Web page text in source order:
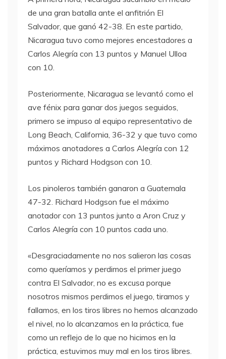
de una gran batalla ante el anfitrión El
Salvador, que ganó 42-38. En este partido,
Nicaragua tuvo como mejores encestadores a
Carlos Alegría con 13 puntos y Manuel Ulloa
con 10.
Posteriormente, Nicaragua se levantó como el
ave fénix para ganar dos juegos seguidos,
primero se impuso al equipo representativo de
Long Beach, California, 36-32 y que tuvo como
máximos anotadores a Carlos Alegría con 12
puntos y Richard Hodgson con 10.
Los pinoleros también ganaron a Guatemala
47-32. Richard Hodgson fue el máximo
anotador con 13 puntos junto a Aron Cruz y
Carlos Alegría con 10 puntos cada uno.
«Desgraciadamente no nos salieron las cosas
como queríamos y perdimos el primer juego
contra El Salvador, no es excusa porque
nosotros mismos perdimos el juego, tiramos y
fallamos, en los tiros libres no hemos alcanzado
el nivel, no lo alcanzamos en la práctica, fue
como un reflejo de lo que no hicimos en la
práctica, estuvimos muy mal en los tiros libres.